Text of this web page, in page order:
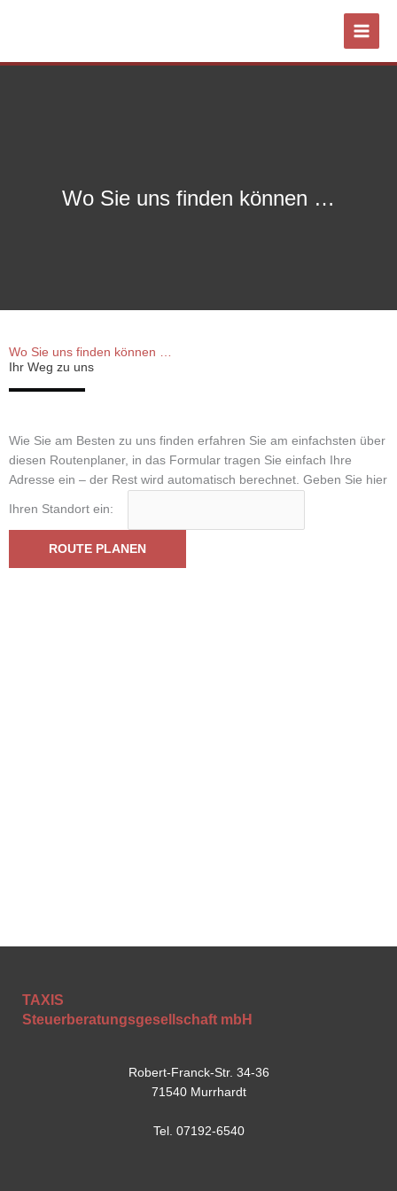
Wo Sie uns finden können …
Wo Sie uns finden können …
Ihr Weg zu uns
Wie Sie am Besten zu uns finden erfahren Sie am einfachsten über
diesen Routenplaner, in das Formular tragen Sie einfach Ihre
Adresse ein – der Rest wird automatisch berechnet. Geben Sie hier
Ihren Standort ein:
TAXIS
Steuerberatungsgesellschaft mbH
Robert-Franck-Str. 34-36
71540 Murrhardt
Tel. 07192-6540